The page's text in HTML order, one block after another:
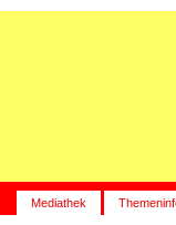
Mediathek